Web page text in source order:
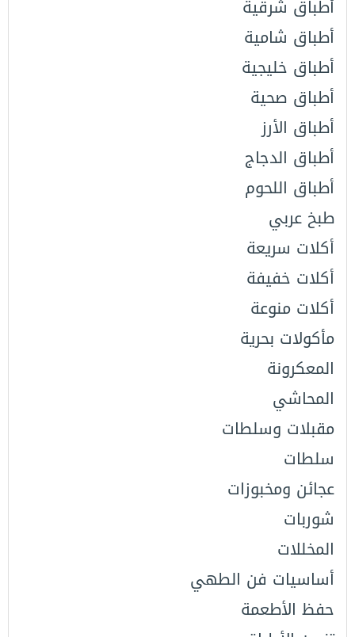
أطباق شرقية
أطباق شامية
أطباق خليجية
أطباق صحية
أطباق الأرز
أطباق الدجاج
أطباق اللحوم
طبخ عربي
أكلات سريعة
أكلات خفيفة
أكلات منوعة
مأكولات بحرية
المعكرونة
المحاشي
مقبلات وسلطات
سلطات
عجائن ومخبوزات
شوربات
المخللات
أساسيات فن الطهي
حفظ الأطعمة